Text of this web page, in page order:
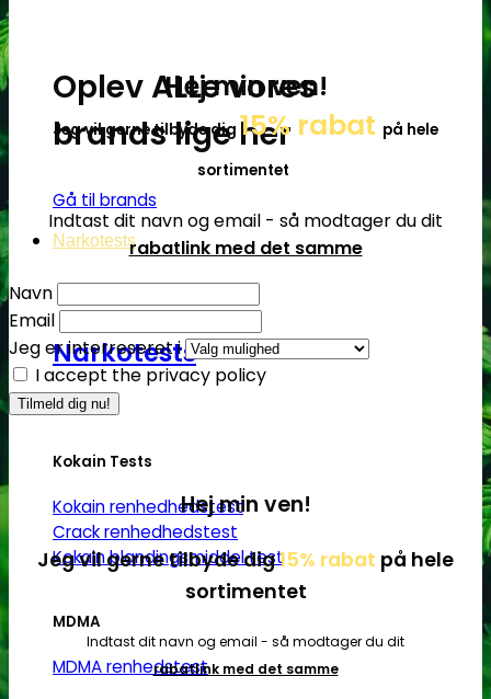
Oplev ALLe vores
brands lige her
Gå til brands
Narkotests
Narkotests
Kokain Tests
Kokain renhedhedstest
Crack renhedhedstest
Kokain blandingsmiddel test
MDMA
MDMA renhedstest
Hej min ven!
Jeg vil gerne tilbyde dig 15% rabat på hele
sortimentet
Indtast dit navn og email - så modtager du dit
rabatlink med det samme
Navn
Email
Jeg er interreseret i
I accept the privacy policy
Hej min ven!
Jeg vil gerne tilbyde dig15% rabat på hele
sortimentet
Indtast dit navn og email - så modtager du dit
rabatlink med det samme